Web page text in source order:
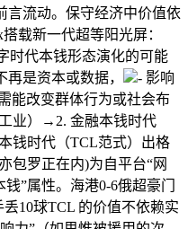
言流动。保守经济中价值依
载新一代超等阳光屏：
时代本钱形态演化的可能
是资本或数据，
- 影响
能改变群体行为或社会布
业）→2. 金融本钱时代
钱时代（TCL范式）出格
包罗正在内)为自平台“网
”属性。海港0-6俄超豪门
10球TCL 的价值不依赖实